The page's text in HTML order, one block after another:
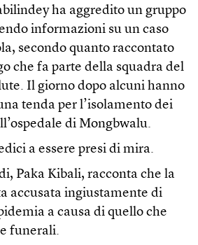
ha aggredito un gruppo
informazioni su un caso
secondo quanto raccontato
che fa parte della squadra del
Il giorno dopo alcuni hanno
tenda per l’isolamento dei
di Mongbwalu.
a essere presi di mira.
Paka Kibali, racconta che la
accusata ingiustamente di
a causa di quello che
funerali.